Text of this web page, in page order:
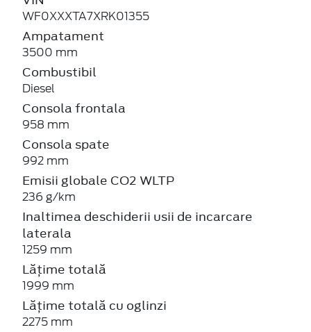
WF0XXXTA7XRK01355
Ampatament
3500 mm
Combustibil
Diesel
Consola frontala
958 mm
Consola spate
992 mm
Emisii globale CO2 WLTP
236 g/km
Inaltimea deschiderii usii de incarcare
laterala
1259 mm
Lățime totală
1999 mm
Lățime totală cu oglinzi
2275 mm